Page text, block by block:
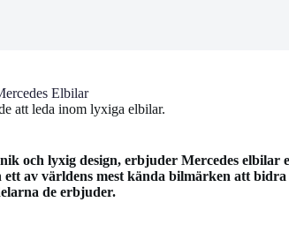
Elbilar
att leda inom lyxiga elbilar.
och lyxig design, erbjuder Mercedes elbilar
av världens mest kända bilmärken att
de erbjuder.